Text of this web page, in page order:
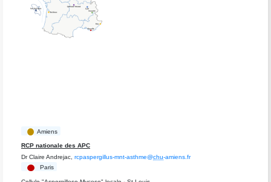
Amiens
RCP nationale des APC
Dr Claire Andrejac, rcpaspergillus-mnt-asthme@chu-amiens.fr
Paris